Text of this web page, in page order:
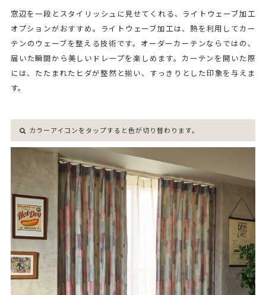
窓辺を一段とスタイリッシュに見せてくれる、ライトウェーブ加工
オプションがおすすめ。ライトウェーブ加工は、熱を利用してカー
テンのウェーブを整える技術です。オーダーカーテンならではの、
届いた瞬間から美しいドレープを楽しめます。カーテンを開いた際
には、たたまれたヒダが整然と揃い、すっきりとした印象を与えま
す。
カラーアイコンをタップすると色が切り替わります。